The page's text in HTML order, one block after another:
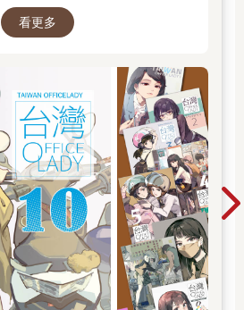
看更多